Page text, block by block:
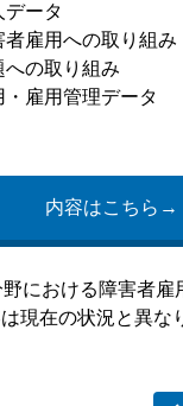
データ
者雇用への取り組み
への取り組み
・雇用管理データ
内容はこちら→
における障害者
在の状況と異な